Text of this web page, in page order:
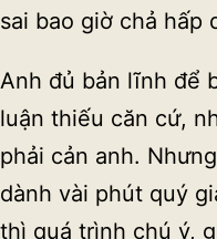
sai bao giờ chả hấp
Anh đủ bản lĩnh để
luận thiếu căn cứ,
phải cản anh.
dành vài phút quý
thì quá trình chú ý,